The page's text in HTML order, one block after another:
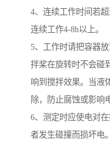
4、连续工作时间若
连续工作4-8h以上。
5、工作时请把容器
拌桨在旋转时不会碰
响到搅拌效果。当液
除，防止腐蚀或影响
6、测定时应使电对
者发生碰撞而损坏电。